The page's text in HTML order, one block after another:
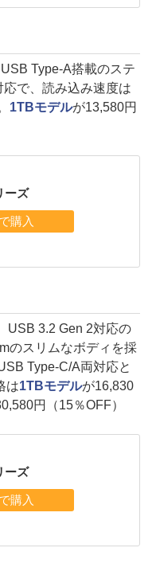
Type-A搭載のステ
で、読み込み速度は
1TBモデルが13,580円
ーズ
3.2 Gen 2対応の
のスリムなボディを採
Type-C/A両対応と
は1TBモデルが16,830
円（15％OFF）
ーズ